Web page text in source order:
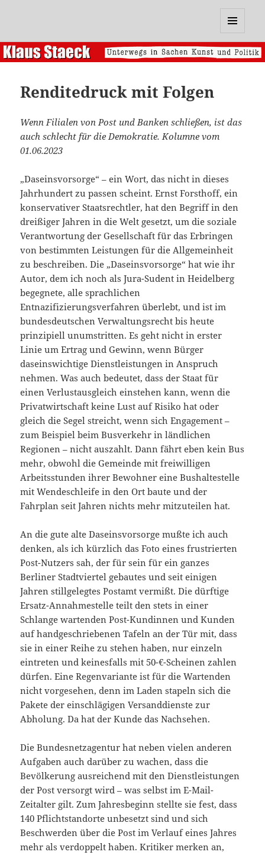
UND
WIDGETS
Renditedruck mit Folgen
Wenn Filialen von Post und Banken schließen, ist das
auch schlecht für die Demokratie. Kolumne vom
01.06.2023
„Daseinsvorsorge“ – ein Wort, das nicht in dieses
Jahrhundert zu passen scheint. Ernst Forsthoff, ein
konservativer Staatsrechtler, hat den Begriff in den
dreißiger Jahren in die Welt gesetzt, um die soziale
Verantwortung der Gesellschaft für das Erbringen
von bestimmten Leistungen für die Allgemeinheit
zu beschreiben. Die „Daseinsvorsorge“ hat wie ihr
Autor, dem ich noch als Jura-Sudent in Heidelberg
begegnete, alle sprachlichen
Entnazifizierungsverfahren überlebt, und ist im
bundesdeutschen Verwaltungsrecht bis heute
prinzipiell unumstritten. Es geht nicht in erster
Linie um Ertrag und Gewinn, wenn Bürger
daseinswichtige Dienstleistungen in Anspruch
nehmen. Was auch bedeutet, dass der Staat für
einen Verlustausgleich einstehen kann, wenn die
Privatwirtschaft keine Lust auf Risiko hat oder
gleich die Segel streicht, wenn sich Engagement –
zum Beispiel beim Busverkehr in ländlichen
Regionen – nicht auszahlt. Dann fährt eben kein Bus
mehr, obwohl die Gemeinde mit freiwilligen
Arbeitsstunden ihrer Bewohner eine Bushaltestelle
mit Wendeschleife in den Ort baute und der
Fahrplan seit Jahren nichts mehr mitzuteilen hat.
An die gute alte Daseinsvorsorge mußte ich auch
denken, als ich kürzlich das Foto eines frustrierten
Post-Nutzers sah, der für sein für ein ganzes
Berliner Stadtviertel gebautes und seit einigen
Jahren stillgelegtes Postamt vermißt. Die dürftige
Ersatz-Annahmestelle teilt den stets in einer
Schlange wartenden Post-Kundinnen und Kunden
auf handgeschriebenen Tafeln an der Tür mit, dass
sie in einer Reihe zu stehen haben, nur einzeln
eintreten und keinesfalls mit 50-€-Scheinen zahlen
dürfen. Eine Regenvariante ist für die Wartenden
nicht vorgesehen, denn im Laden stapeln sich die
Pakete der einschlägigen Versanddienste zur
Abholung. Da hat der Kunde das Nachsehen.
Die Bundesnetzagentur hat neben vielen anderen
Aufgaben auch darüber zu wachen, dass die
Bevölkerung ausreichend mit den Dienstleistungen
der Post versorgt wird – was selbst im E-Mail-
Zeitalter gilt. Zum Jahresbeginn stellte sie fest, dass
140 Pflichtstandorte unbesetzt sind und sich
Beschwerden über die Post im Verlauf eines Jahres
mehr als verdoppelt haben. Kritiker merken an,